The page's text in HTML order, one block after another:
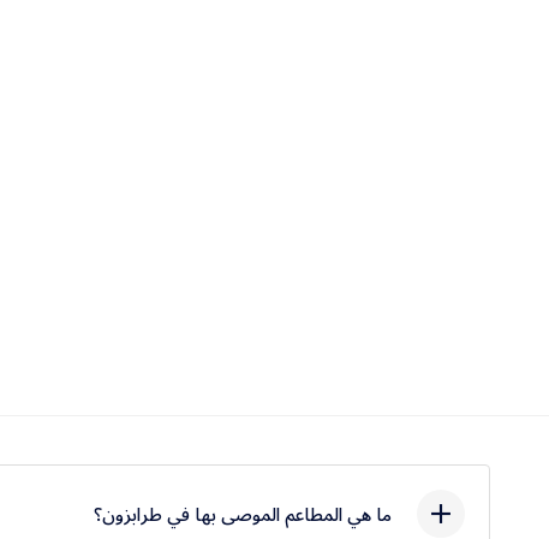
ما هي المطاعم الموصى بها في طرابزون؟